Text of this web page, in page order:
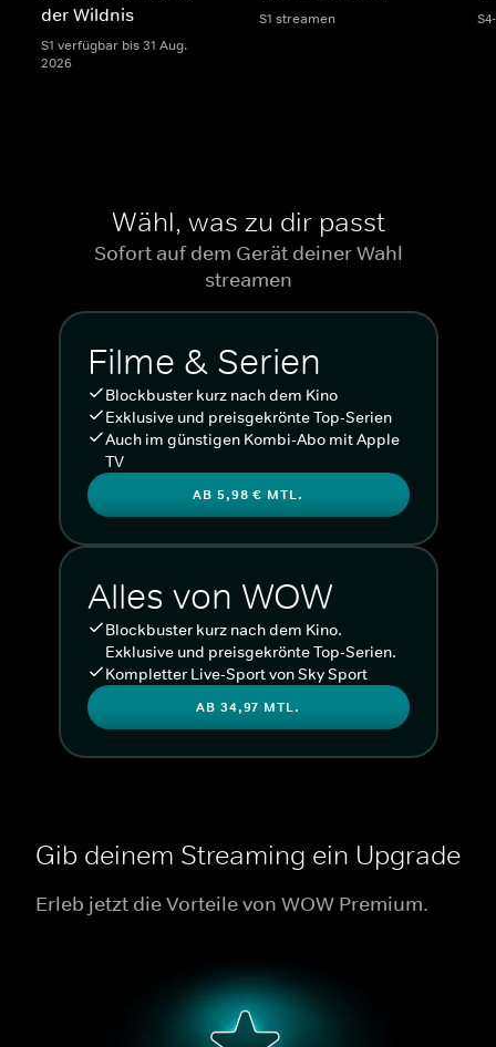
der Wildnis
S1 verfügbar bis 31 Aug.
2026
S1 streamen
Wähl, was zu dir passt
Sofort auf dem Gerät deiner Wahl
streamen
Filme & Serien
Blockbuster kurz nach dem Kino
Exklusive und preisgekrönte Top-Serien
Auch im günstigen Kombi-Abo mit Apple
TV
AB 5,98 € MTL.
Alles von WOW
Blockbuster kurz nach dem Kino.
Exklusive und preisgekrönte Top-Serien.
Kompletter Live-Sport von Sky Sport
AB 34,97 MTL.
Gib deinem Streaming ein Upgrade
Erleb jetzt die Vorteile von WOW Premium.